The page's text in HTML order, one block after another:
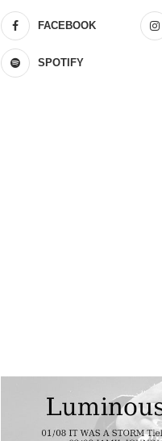
FACEBOOK
SPOTIFY